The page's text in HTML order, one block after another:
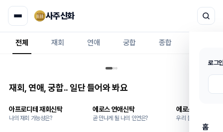
사주신화
로그
홈
전체 재회 연애 궁합 종합
재회, 연애, 궁합.. 일단 들어와 봐요
아프로디테 재회신탁
나의 재회 가능성은?
N
NEW
에로스 연애신탁
곧 만나게 될 나의 인연은?
N
NEW
에로스 × 프시케
우리 둘, 얼마나 잘 맞